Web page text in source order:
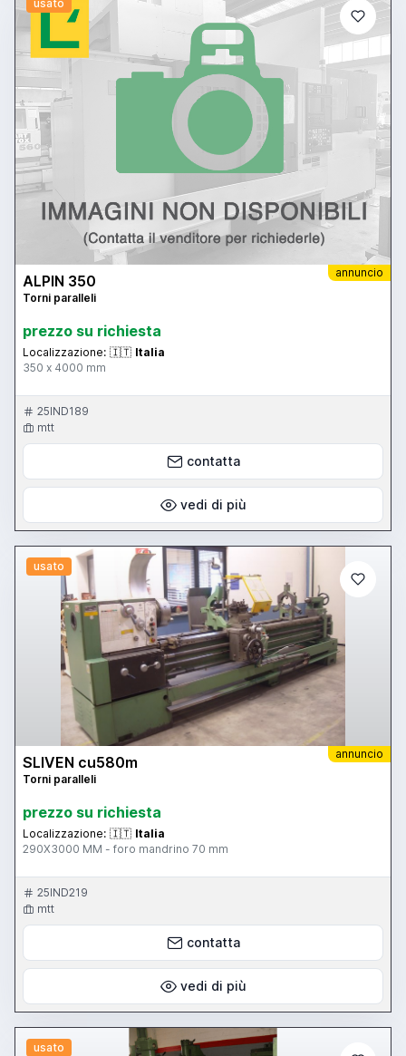
usato
annuncio
ALPIN 350
Torni paralleli
prezzo su richiesta
Localizzazione: 🇮🇹 Italia
350 x 4000 mm
25IND189
mtt
contatta
vedi di più
usato
annuncio
SLIVEN cu580m
Torni paralleli
prezzo su richiesta
Localizzazione: 🇮🇹 Italia
290X3000 MM - foro mandrino 70 mm
25IND219
mtt
contatta
vedi di più
usato